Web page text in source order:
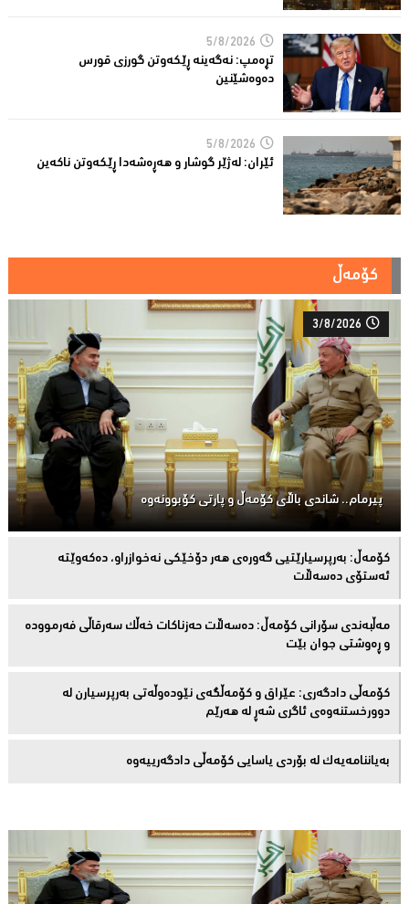
5/8/2026
تڕه‌مپ: نه‌گه‌ینه‌ ڕێكه‌وتن گورزی قورس
ده‌وه‌شێنین
5/8/2026
ئێران: له‌ژێر گوشار و هەڕەشەدا ڕێکەوتن ناکەین
کۆمەڵ
3/8/2026
پیرمام.. شاندی باڵای كۆمه‌ڵ و پارتی كۆبوونه‌وه‌
كۆمەڵ: بەرپرسیارێتیی گەورەی هەر دۆخێکی نەخوازراو، دەكەوێتە
ئەستۆی دەسەڵات
مەڵبەندى سۆرانى کۆمەڵ: دەسەڵات حەزناکات خەڵک سەرقاڵى فەرموودە
و ڕەوشتى جوان بێت
کۆمەڵى دادگەرى: عێراق و كۆمەڵگەی نێودەوڵەتی بەرپرسیارن لە
دوورخستنەوەى ئاگری شەڕ لە هەرێم
بەیاننامەیەک لە بۆردی یاسایی کۆمەڵی دادگەرییەوە